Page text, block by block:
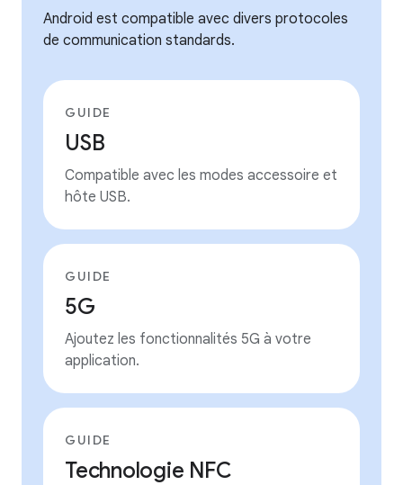
Android est compatible avec divers protocoles
de communication standards.
GUIDE
USB
Compatible avec les modes accessoire et
hôte USB.
GUIDE
5G
Ajoutez les fonctionnalités 5G à votre
application.
GUIDE
Technologie NFC